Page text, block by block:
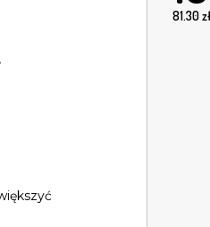
81.30